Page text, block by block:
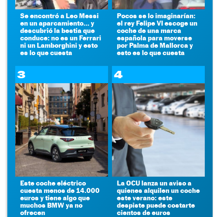
Se encontró a Leo Messi
en un aparcamiento... y
descubrió la bestia que
conduce: no es un Ferrari
ni un Lamborghini y esto
es lo que cuesta
Pocos se lo imaginarían:
el rey Felipe VI escoge un
coche de una marca
española para moverse
por Palma de Mallorca y
esto es lo que cuesta
3
Este coche eléctrico
cuesta menos de 14.000
euros y tiene algo que
muchos BMW ya no
ofrecen
4
La OCU lanza un aviso a
quienes alquilen un coche
este verano: este
despiste puede costarte
cientos de euros